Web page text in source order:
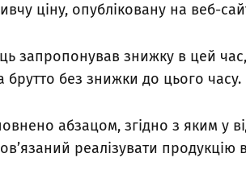
ціну, опубліковану на веб-
запропонував знижку в цей
брутто без знижки до цього часу.
абзацом, згідно з яким у
реалізувати